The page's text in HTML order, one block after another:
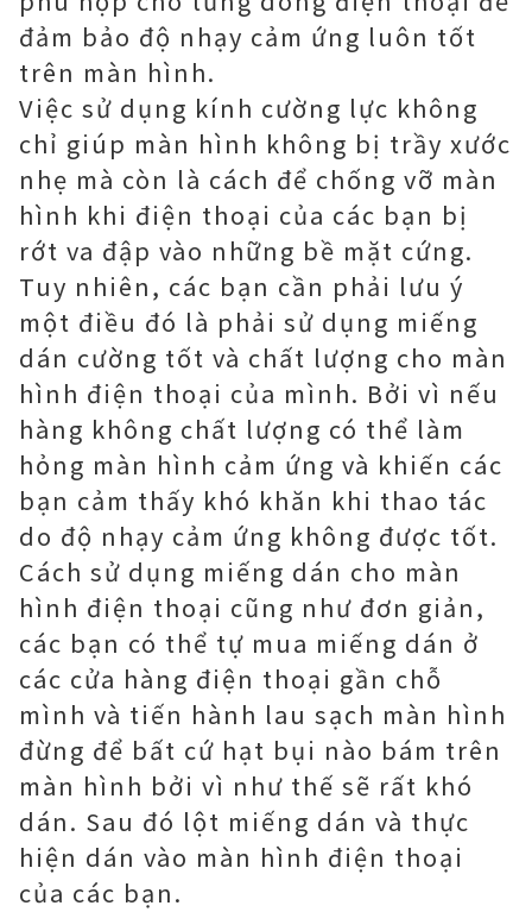
đảm bảo độ nhạy cảm ứng luôn tốt
trên màn hình.
Việc sử dụng kính cường lực không
chỉ giúp màn hình không bị trầy xước
nhẹ mà còn là cách để chống vỡ màn
hình khi điện thoại của các bạn bị
rớt va đập vào những bề mặt cứng.
Tuy nhiên, các bạn cần phải lưu ý
một điều đó là phải sử dụng miếng
dán cường tốt và chất lượng cho màn
hình điện thoại của mình. Bởi vì nếu
hàng không chất lượng có thể làm
hỏng màn hình cảm ứng và khiến các
bạn cảm thấy khó khăn khi thao tác
do độ nhạy cảm ứng không được tốt.
Cách sử dụng miếng dán cho màn
hình điện thoại cũng như đơn giản,
các bạn có thể tự mua miếng dán ở
các cửa hàng điện thoại gần chỗ
mình và tiến hành lau sạch màn hình
đừng để bất cứ hạt bụi nào bám trên
màn hình bởi vì như thế sẽ rất khó
dán. Sau đó lột miếng dán và thực
hiện dán vào màn hình điện thoại
của các bạn.